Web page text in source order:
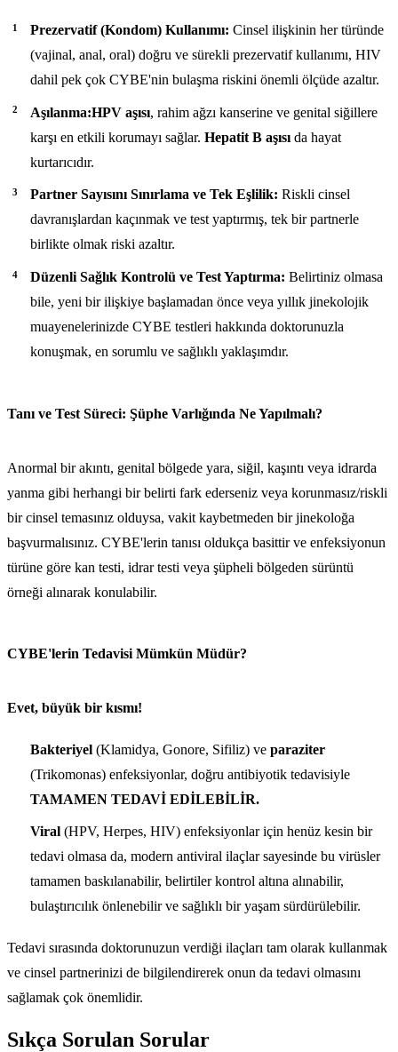
Prezervatif (Kondom) Kullanımı: Cinsel ilişkinin her türünde
(vajinal, anal, oral) doğru ve sürekli prezervatif kullanımı, HIV
dahil pek çok CYBE'nin bulaşma riskini önemli ölçüde azaltır.
Aşılanma:HPV aşısı, rahim ağzı kanserine ve genital siğillere
karşı en etkili korumayı sağlar. Hepatit B aşısıda hayat
kurtarıcıdır.
Partner Sayısını Sınırlama ve Tek Eşlilik: Riskli cinsel
davranışlardan kaçınmak ve test yaptırmış, tek bir partnerle
birlikte olmak riski azaltır.
Düzenli Sağlık Kontrolü ve Test Yaptırma: Belirtiniz olmasa
bile, yeni bir ilişkiye başlamadan önce veya yıllık jinekolojik
muayenelerinizde CYBE testleri hakkında doktorunuzla
konuşmak, en sorumlu ve sağlıklı yaklaşımdır.
Tanı ve Test Süreci: Şüphe Varlığında Ne Yapılmalı?
Anormal bir akıntı, genital bölgede yara, siğil, kaşıntı veya idrarda
yanma gibi herhangi bir belirti fark ederseniz veya korunmasız/riskli
bir cinsel temasınız olduysa, vakit kaybetmeden bir jinekoloğa
başvurmalısınız. CYBE'lerin tanısı oldukça basittir ve enfeksiyonun
türüne göre kan testi, idrar testi veya şüpheli bölgeden sürüntü
örneği alınarak konulabilir.
CYBE'lerin Tedavisi Mümkün Müdür?
Evet, büyük bir kısmı!
Bakteriyel(Klamidya, Gonore, Sifiliz) ve paraziter
(Trikomonas) enfeksiyonlar, doğru antibiyotik tedavisiyle
TAMAMEN TEDAVİ EDİLEBİLİR.
Viral(HPV, Herpes, HIV) enfeksiyonlar için henüz kesin bir
tedavi olmasa da, modern antiviral ilaçlar sayesinde bu virüsler
tamamen baskılanabilir, belirtiler kontrol altına alınabilir,
bulaştırıcılık önlenebilir ve sağlıklı bir yaşam sürdürülebilir.
Tedavi sırasında doktorunuzun verdiği ilaçları tam olarak kullanmak
ve cinsel partnerinizi de bilgilendirerek onun da tedavi olmasını
sağlamak çok önemlidir.
Sıkça Sorulan Sorular